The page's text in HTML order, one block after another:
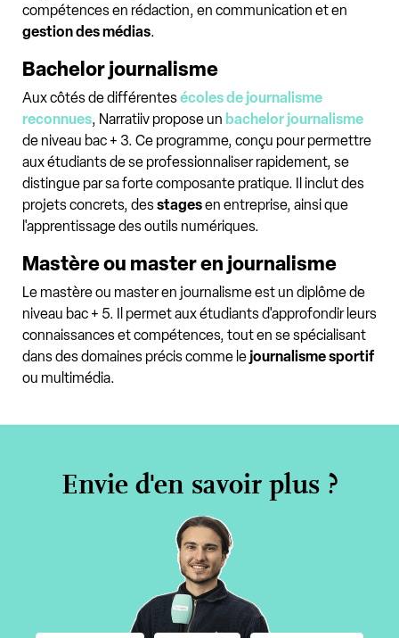
compétences en rédaction, en communication et en
gestion des médias.
Bachelor journalisme
Aux côtés de différentesécoles de journalisme
reconnues, Narratiiv propose un bachelor journalisme
de niveau bac + 3. Ce programme, conçu pour permettre
aux étudiants de se professionnaliser rapidement, se
distingue par sa forte composante pratique. Il inclut des
projets concrets, desstagesen entreprise, ainsi que
l'apprentissage des outils numériques.
Mastère ou master en journalisme
Le mastère ou master en journalisme est un diplôme de
niveau bac + 5. Il permet aux étudiants d'approfondir leurs
connaissances et compétences, tout en se spécialisant
dans des domaines précis comme le journalisme sportif
ou multimédia.
Envie d'en savoir plus ?